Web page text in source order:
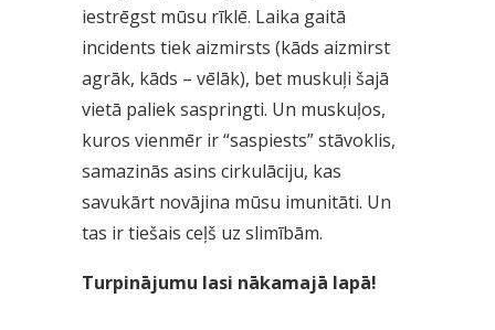
iestrēgst mūsu rīklē. Laika gaitā
incidents tiek aizmirsts (kāds aizmirst
agrāk, kāds – vēlāk), bet muskuļi šajā
vietā paliek saspringti. Un muskuļos,
kuros vienmēr ir “saspiests” stāvoklis,
samazinās asins cirkulāciju, kas
savukārt novājina mūsu imunitāti. Un
tas ir tiešais ceļš uz slimībām.
Turpinājumu lasi nākamajā lapā!